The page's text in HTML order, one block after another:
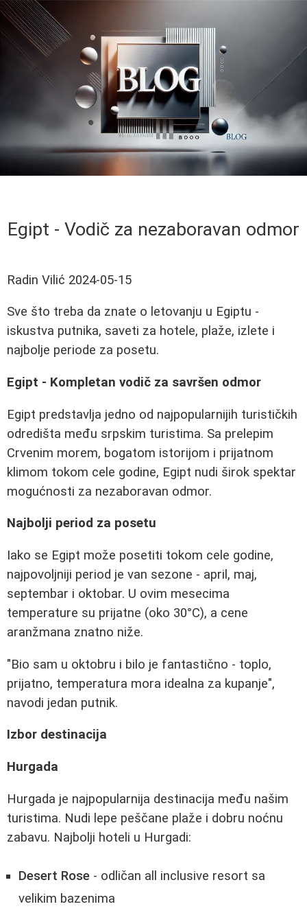
Egipt - Vodič za nezaboravan odmor
Radin Vilić 2024-05-15
Sve što treba da znate o letovanju u Egiptu -
iskustva putnika, saveti za hotele, plaže, izlete i
najbolje periode za posetu.
Egipt - Kompletan vodič za savršen odmor
Egipt predstavlja jedno od najpopularnijih turističkih
odredišta među srpskim turistima. Sa prelepim
Crvenim morem, bogatom istorijom i prijatnom
klimom tokom cele godine, Egipt nudi širok spektar
mogućnosti za nezaboravan odmor.
Najbolji period za posetu
Iako se Egipt može posetiti tokom cele godine,
najpovoljniji period je van sezone - april, maj,
septembar i oktobar. U ovim mesecima
temperature su prijatne (oko 30°C), a cene
aranžmana znatno niže.
"Bio sam u oktobru i bilo je fantastično - toplo,
prijatno, temperatura mora idealna za kupanje",
navodi jedan putnik.
Izbor destinacija
Hurgada
Hurgada je najpopularnija destinacija među našim
turistima. Nudi lepe peščane plaže i dobru noćnu
zabavu. Najbolji hoteli u Hurgadi:
Desert Rose - odličan all inclusive resort sa
velikim bazenima